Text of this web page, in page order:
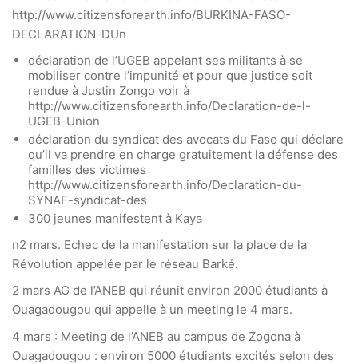
http://www.citizensforearth.info/BURKINA-FASO-
DECLARATION-DUn
déclaration de l’UGEB appelant ses militants à se
mobiliser contre l’impunité et pour que justice soit
rendue à Justin Zongo voir à
http://www.citizensforearth.info/Declaration-de-l-
UGEB-Union
déclaration du syndicat des avocats du Faso qui déclare
qu’il va prendre en charge gratuitement la défense des
familles des victimes
http://www.citizensforearth.info/Declaration-du-
SYNAF-syndicat-des
300 jeunes manifestent à Kaya
n2 mars. Echec de la manifestation sur la place de la
Révolution appelée par le réseau Barké.
2 mars AG de l’ANEB qui réunit environ 2000 étudiants à
Ouagadougou qui appelle à un meeting le 4 mars.
4 mars : Meeting de l’ANEB au campus de Zogona à
Ouagadougou : environ 5000 étudiants excités selon des